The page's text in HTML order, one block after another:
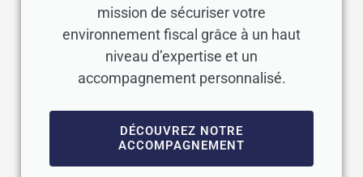
mission de sécuriser votre
environnement fiscal grâce à un haut
niveau d’expertise et un
accompagnement personnalisé.
DÉCOUVREZ NOTRE
ACCOMPAGNEMENT